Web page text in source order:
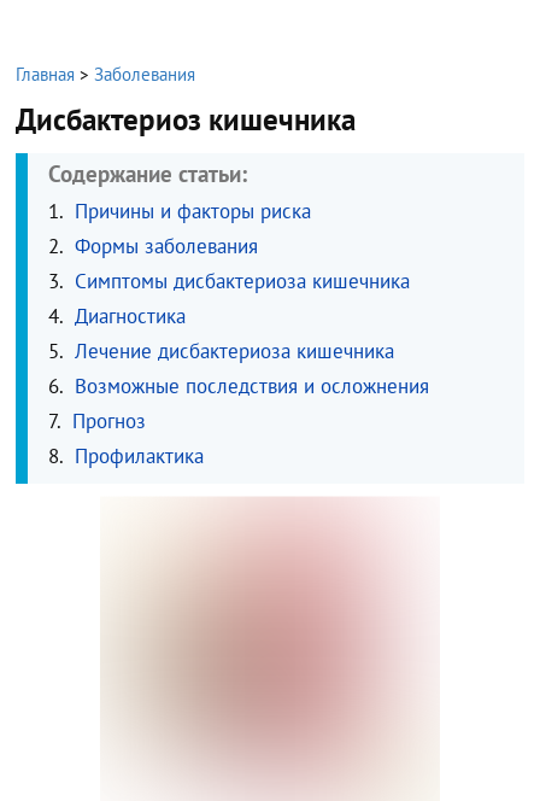
Главная >Заболевания
Дисбактериоз кишечника
Содержание статьи:
Причины и факторы риска
Формы заболевания
Симптомы дисбактериоза кишечника
Диагностика
Лечение дисбактериоза кишечника
Возможные последствия и осложнения
Прогноз
Профилактика